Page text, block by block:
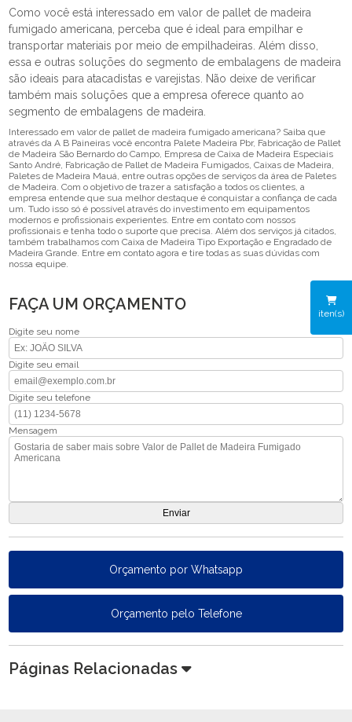
iten(s)
Como você está interessado em valor de pallet de madeira
fumigado americana, perceba que é ideal para empilhar e
transportar materiais por meio de empilhadeiras. Além disso,
essa e outras soluções do segmento de embalagens de madeira
são ideais para atacadistas e varejistas. Não deixe de verificar
também mais soluções que a empresa oferece quanto ao
segmento de embalagens de madeira.
Interessado em valor de pallet de madeira fumigado americana? Saiba que
através da A B Paineiras você encontra Palete Madeira Pbr, Fabricação de Pallet
de Madeira São Bernardo do Campo, Empresa de Caixa de Madeira Especiais
Santo André, Fabricação de Pallet de Madeira Fumigados, Caixas de Madeira,
Paletes de Madeira Mauá, entre outras opções de serviços da área de Paletes
de Madeira. Com o objetivo de trazer a satisfação a todos os clientes, a
empresa entende que sua melhor destaque é conquistar a confiança de cada
um. Tudo isso só é possível através do investimento em equipamentos
modernos e profissionais experientes. Entre em contato com nossos
profissionais e tenha todo o suporte que precisa. Além dos serviços já citados,
também trabalhamos com Caixa de Madeira Tipo Exportação e Engradado de
Madeira Grande. Entre em contato agora e tire todas as suas dúvidas com
nossa equipe.
FAÇA UM ORÇAMENTO
Digite seu nome
Digite seu email
Digite seu telefone
Mensagem
Orçamento por Whatsapp
Orçamento pelo Telefone
Páginas Relacionadas